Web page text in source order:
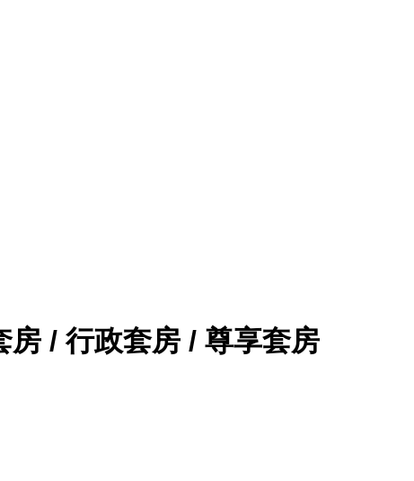
房 / 行政套房 / 尊享套房